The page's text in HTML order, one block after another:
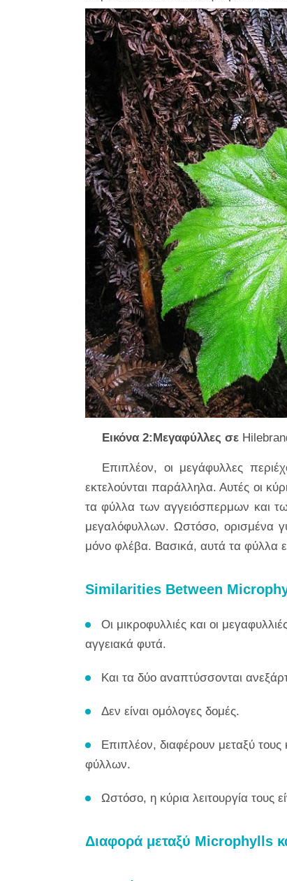
Εικόνα 2:Μεγαφύλλες σε
Επιπλέον, οι μεγάφυλλες
εκτελούνται παράλληλα. Αυτές οι
τα φύλλα των αγγειόσπερμων και
μεγαλόφυλλων. Ωστόσο, ορισμένα
μόνο φλέβα. Βασικά, αυτά τα φύλλα
Similarities Between
Οι μικροφυλλιές και οι
αγγειακά φυτά.
Και τα δύο αναπτύσσονται
Δεν είναι ομόλογες δομές.
Επιπλέον, διαφέρουν μεταξύ
φύλλων.
Ωστόσο, η κύρια λειτουργία τους
Διαφορά μεταξύ Microphylls